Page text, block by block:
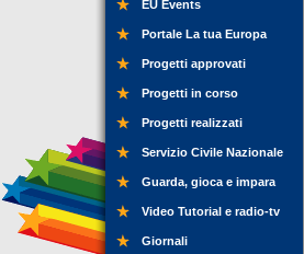
EU Events
Portale La tua Europa
Progetti approvati
Progetti in corso
Progetti realizzati
Servizio Civile Nazionale
Guarda, gioca e impara
Video Tutorial e radio-tv
Giornali